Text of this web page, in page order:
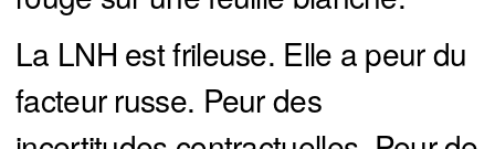
La LNH est frileuse. Elle a peur du
facteur russe. Peur des